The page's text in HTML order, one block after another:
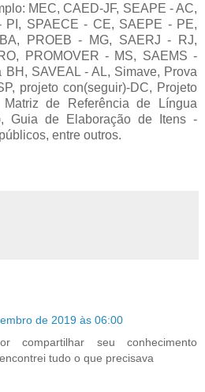
MEC, CAED-JF, SEAPE - AC,
PI, SPAECE - CE, SAEPE - PE,
PROEB - MG, SAERJ - RJ,
PROMOVER - MS, SAEMS -
SAVEAL - AL, Simave, Prova
projeto con(seguir)-DC, Projeto
de Referência de Língua
Guia de Elaboração de Itens -
entre outros.
de 2019 às 06:00
compartilhar seu conhecimento
tudo o que precisava